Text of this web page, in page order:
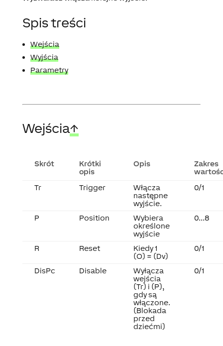
Spis treści
Wejścia
Wyjścia
Parametry
Wejścia↑
Skrót
Krótki
opis
Opis
Zakres
Tr
Trigger
Włącza
następne
wyjście.
0/1
P Position
Wybiera
określone
wyjście
0...8
R Reset
Kiedy 1
(O) = (Dv)
0/1
DisPc Disable
Wyłącza
wejścia
(Tr) i (P),
gdy są
włączone.
(Blokada
przed
dziećmi)
0/1